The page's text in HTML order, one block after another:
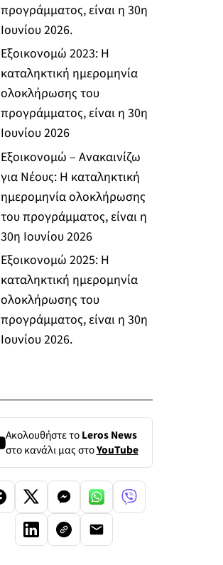
προγράμματος, είναι η 30η
Ιουνίου 2026.
Εξοικονομώ 2023: Η
καταληκτική ημερομηνία
ολοκλήρωσης του
προγράμματος, είναι η 30η
Ιουνίου 2026
Εξοικονομώ – Ανακαινίζω
για Νέους: Η καταληκτική
ημερομηνία ολοκλήρωσης
του προγράμματος, είναι η
30η Ιουνίου 2026
Εξοικονομώ 2025: Η
καταληκτική ημερομηνία
ολοκλήρωσης του
προγράμματος, είναι η 30η
Ιουνίου 2026.
Ακολουθήστε τοLeros News
στο κανάλι μας στοYouTube